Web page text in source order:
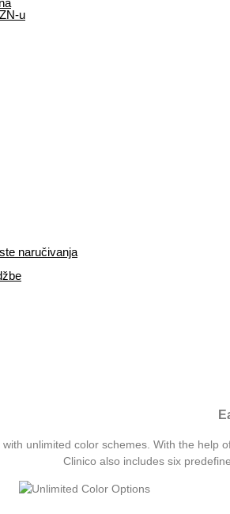
u
naručivanja
unlimited color schemes. With the help
Clinico also includes six